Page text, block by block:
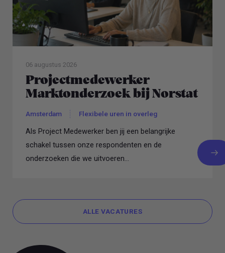
06 augustus 2026
Projectmedewerker
Marktonderzoek bij Norstat
Amsterdam Flexibele uren in overleg
Als Project Medewerker ben jij een belangrijke
schakel tussen onze respondenten en de
onderzoeken die we uitvoeren...
ALLE VACATURES